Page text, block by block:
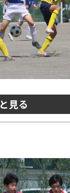
見る